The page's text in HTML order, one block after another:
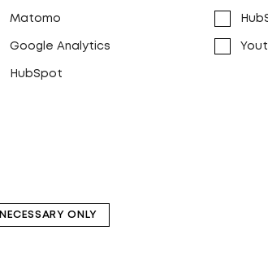
Matomo
Google Analytics
HubSpot
NECESSARY ONLY